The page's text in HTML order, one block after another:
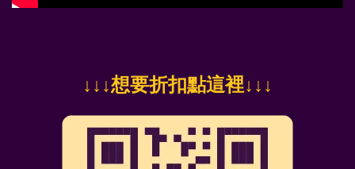
↓ ↓↓想要折扣點這裡↓↓↓